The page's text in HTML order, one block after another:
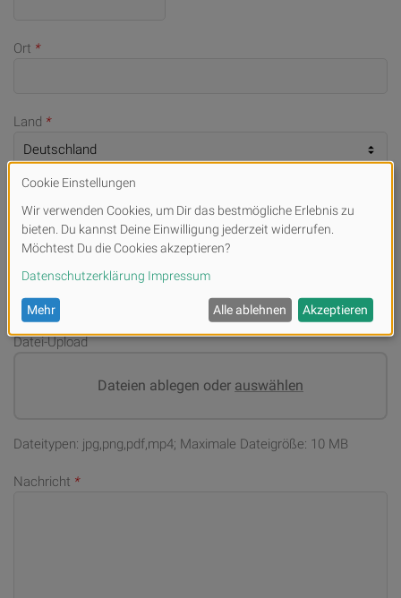
Ort *
Land *
Telefonnummer (bei Rückfragen)
E-Mail
Datei-Upload
Dateien ablegen oder auswählen
Dateitypen: jpg,png,pdf,mp4; Maximale Dateigröße: 10 MB
Nachricht *